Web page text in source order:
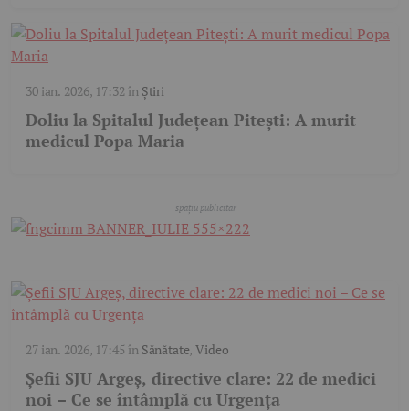
30 ian. 2026, 17:32 în Știri
Doliu la Spitalul Județean Pitești: A murit
medicul Popa Maria
27 ian. 2026, 17:45 în Sănătate,Video
Șefii SJU Argeș, directive clare: 22 de medici
noi – Ce se întâmplă cu Urgența